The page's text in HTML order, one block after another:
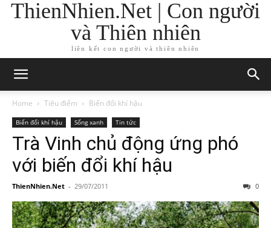
ThienNhien.Net | Con người
và Thiên nhiên
liên kết con người và thiên nhiên
Home Tiêu điểm Biến đổi khí hậu
Biến đổi khí hậu Sống xanh Tin tức
Trà Vinh chủ động ứng phó
với biến đổi khí hậu
ThienNhien.Net - 29/07/2011 0